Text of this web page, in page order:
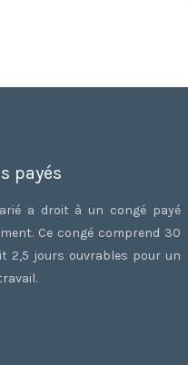
payés
a droit à un congé payé
Ce congé comprend 30
2,5 jours ouvrables pour un